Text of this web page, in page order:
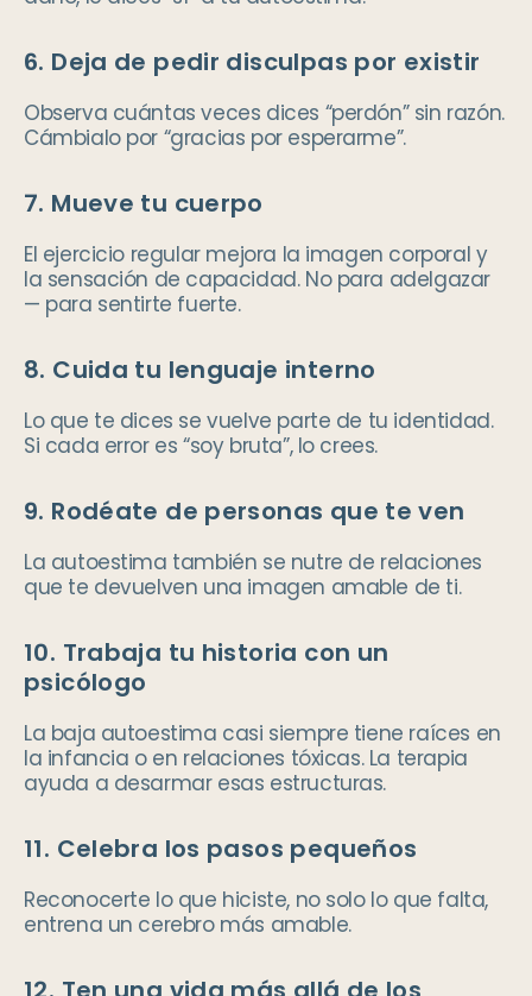
6. Deja de pedir disculpas por existir
Observa cuántas veces dices “perdón” sin razón.
Cámbialo por “gracias por esperarme”.
7. Mueve tu cuerpo
El ejercicio regular mejora la imagen corporal y
la sensación de capacidad. No para adelgazar
— para sentirte fuerte.
8. Cuida tu lenguaje interno
Lo que te dices se vuelve parte de tu identidad.
Si cada error es “soy bruta”, lo crees.
9. Rodéate de personas que te ven
La autoestima también se nutre de relaciones
que te devuelven una imagen amable de ti.
10. Trabaja tu historia con un
psicólogo
La baja autoestima casi siempre tiene raíces en
la infancia o en relaciones tóxicas. La terapia
ayuda a desarmar esas estructuras.
11. Celebra los pasos pequeños
Reconocerte lo que hiciste, no solo lo que falta,
entrena un cerebro más amable.